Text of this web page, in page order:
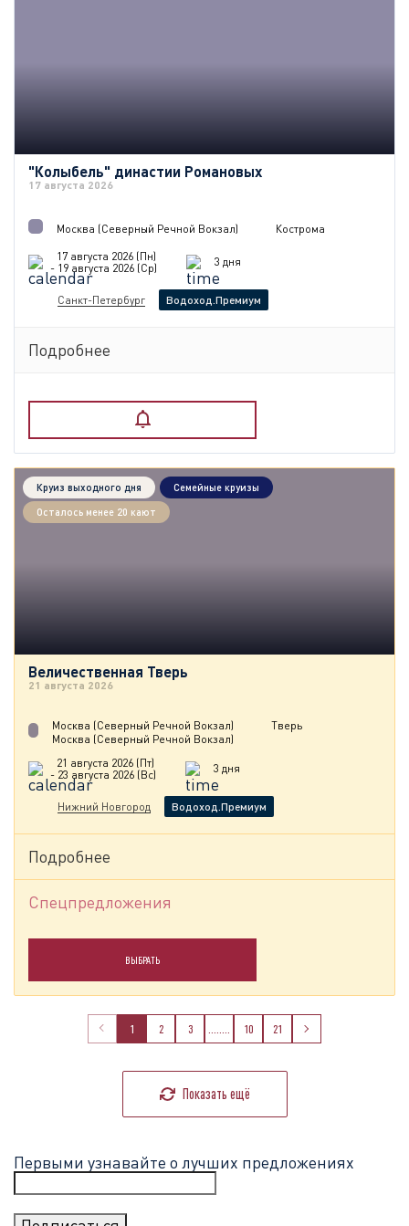
"Колыбель" династии Романовых
17 августа 2026
Москва (Северный Речной Вокзал)
Кострома
17 августа 2026 (Пн)
- 19 августа 2026 (Ср)
3 дня
Санкт-Петербург Водоход.Премиум
Подробнее
Круиз выходного дня Семейные круизы
Осталось менее 20 кают
Величественная Тверь
21 августа 2026
Москва (Северный Речной Вокзал)
Тверь
Москва (Северный Речной Вокзал)
21 августа 2026 (Пт)
- 23 августа 2026 (Вс)
3 дня
Нижний Новгород Водоход.Премиум
Подробнее
Спецпредложения
ВЫБРАТЬ
1 2 3 10 21
Показать ещё
Первыми узнавайте о лучших предложениях